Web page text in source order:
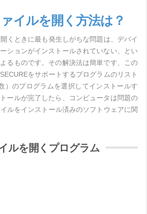
イルを開く方法は？
くときに最も発生しがちな問題は、デバイ
ションがインストールされていない、とい
るものです。その解決法は簡単です、この
をサポートするプログラムのリスト
）のプログラムを選択してインストールす
ールが完了したら、コンピュータは問題の
ルをインストール済みのソフトウェアに関
ルを開くプログラム